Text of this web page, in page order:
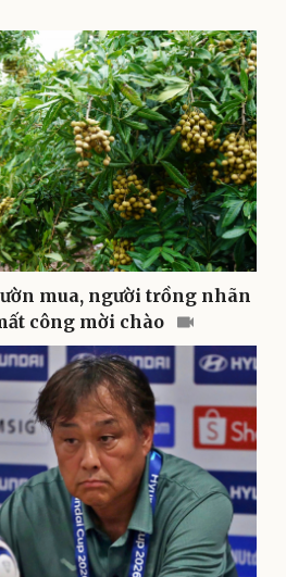
Ô tô - Xe máy
Ô tô
Xe máy
Tư vấn
Công nghệ
Sành điệu
Tin Công nghệ
Trải nghiệm
Chuyển đổi số
mua, người trồng nhãn
công mời chào